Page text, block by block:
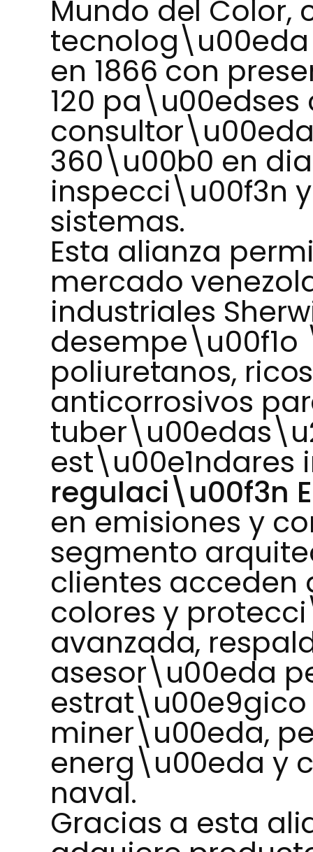
Mundo del Color,
en 1866 con
120 pa\u00edses
360\u00b0 en
inspecci\u00f3n
sistemas.
Esta alianza
mercado
industriales
desempe\u00f1o
poliuretanos,
anticorrosivos
est\u00e1ndares
regulaci\u00f3n
en emisiones y
segmento
clientes acceden
colores y
avanzada,
asesor\u00eda
estrat\u00e9gico
miner\u00eda,
energ\u00eda y
naval.
Gracias a esta